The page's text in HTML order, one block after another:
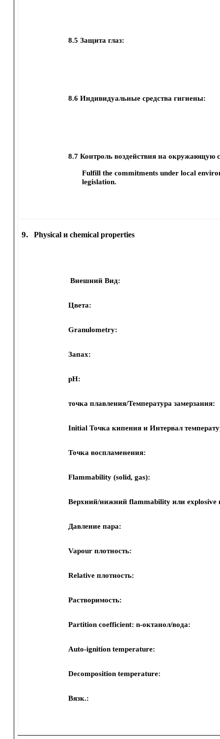
8.5 Защита глаз:
8.6 Индивидуальные средства гигиены:
8.7 Контроль воздействия на окружающую
Fulfill the commitments under local
legislation.
9. Physical и chemical properties
Внешний Вид:
Цвета:
Granulometry:
Запах:
pH:
точка плавления/Температура замерзания:
Initial Точка кипения и Интервал
Точка воспламенения:
Flammability (solid, gas):
Верхний/нижний flammability или explosive
Давление пара:
Vapour плотность:
Relative плотность:
Растворимость:
Partition coefficient: n-октанол/вода:
Auto-ignition temperature:
Decomposition temperature:
Вязк.: